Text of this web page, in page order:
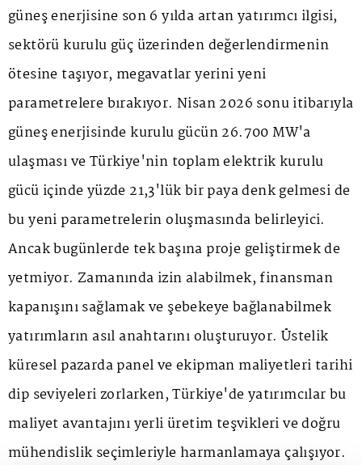
güneş enerjisine son 6 yılda artan yatırımcı ilgisi,
sektörü kurulu güç üzerinden değerlendirmenin
ötesine taşıyor, megavatlar yerini yeni
parametrelere bırakıyor. Nisan 2026 sonu itibarıyla
güneş enerjisinde kurulu gücün 26.700 MW'a
ulaşması ve Türkiye'nin toplam elektrik kurulu
gücü içinde yüzde 21,3'lük bir paya denk gelmesi de
bu yeni parametrelerin oluşmasında belirleyici.
Ancak bugünlerde tek başına proje geliştirmek de
yetmiyor. Zamanında izin alabilmek, finansman
kapanışını sağlamak ve şebekeye bağlanabilmek
yatırımların asıl anahtarını oluşturuyor. Üstelik
küresel pazarda panel ve ekipman maliyetleri tarihi
dip seviyeleri zorlarken, Türkiye'de yatırımcılar bu
maliyet avantajını yerli üretim teşvikleri ve doğru
mühendislik seçimleriyle harmanlamaya çalışıyor.